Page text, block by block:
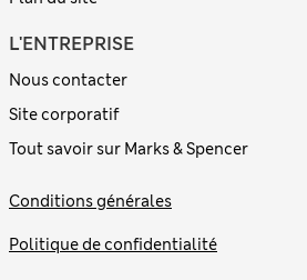
L'ENTREPRISE
Nous contacter
Site corporatif
Tout savoir sur Marks & Spencer
Conditions générales
Politique de confidentialité